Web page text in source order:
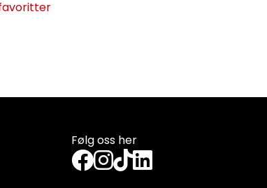
Følg oss her